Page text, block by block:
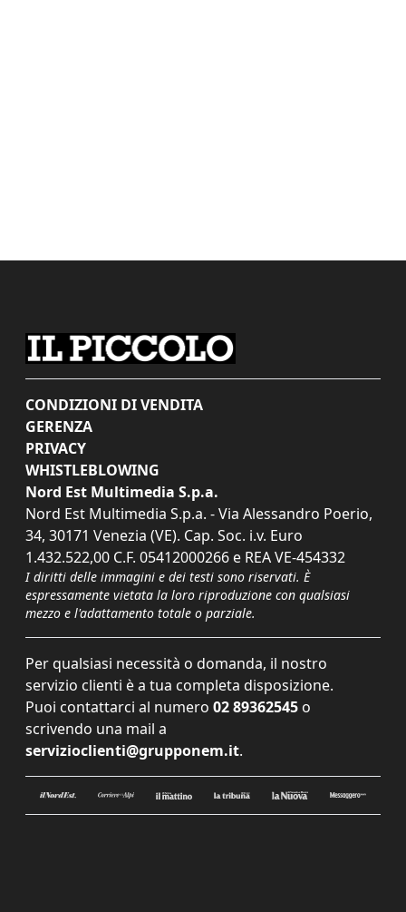
CONDIZIONI DI VENDITA
GERENZA
PRIVACY
WHISTLEBLOWING
Nord Est Multimedia S.p.a.
Nord Est Multimedia S.p.a. - Via Alessandro Poerio,
34, 30171 Venezia (VE). Cap. Soc. i.v. Euro
1.432.522,00 C.F. 05412000266 e REA VE-454332
I diritti delle immagini e dei testi sono riservati. È
espressamente vietata la loro riproduzione con qualsiasi
mezzo e l'adattamento totale o parziale.
Per qualsiasi necessità o domanda, il nostro
servizio clienti è a tua completa disposizione.
Puoi contattarci al numero 02 89362545 o
scrivendo una mail a
servizioclienti@grupponem.it.